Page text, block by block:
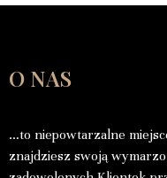
O NAS
…to niepowtarzalne
znajdziesz swoją